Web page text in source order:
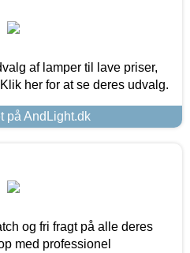
af lamper til lave priser,
her for at se deres udvalg.
på AndLight.dk
og fri fragt på alle deres
med professionel